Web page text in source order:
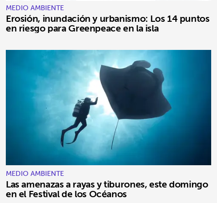
MEDIO AMBIENTE
Erosión, inundación y urbanismo: Los 14 puntos
en riesgo para Greenpeace en la isla
MEDIO AMBIENTE
Las amenazas a rayas y tiburones, este domingo
en el Festival de los Océanos